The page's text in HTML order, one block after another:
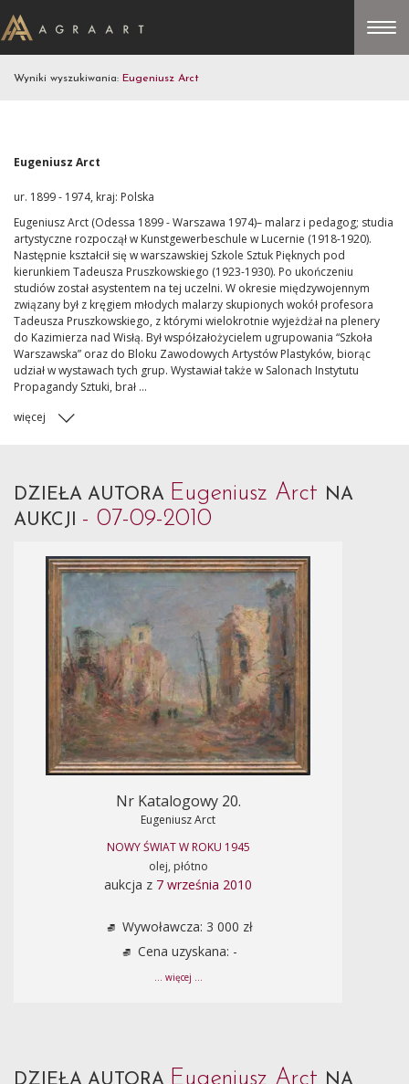
Wyniki wyszukiwania: Eugeniusz Arct
Eugeniusz Arct
ur. 1899 - 1974, kraj: Polska
Eugeniusz Arct (Odessa 1899 - Warszawa 1974)– malarz i pedagog; studia
artystyczne rozpoczął w Kunstgewerbeschule w Lucernie (1918-1920).
Następnie kształcił się w warszawskiej Szkole Sztuk Pięknych pod
kierunkiem Tadeusza Pruszkowskiego (1923-1930). Po ukończeniu
studiów został asystentem na tej uczelni. W okresie międzywojennym
związany był z kręgiem młodych malarzy skupionych wokół profesora
Tadeusza Pruszkowskiego, z którymi wielokrotnie wyjeżdżał na plenery
do Kazimierza nad Wisłą. Był współzałożycielem ugrupowania “Szkoła
Warszawska” oraz do Bloku Zawodowych Artystów Plastyków, biorąc
udział w wystawach tych grup. Wystawiał także w Salonach Instytutu
Propagandy Sztuki, brał ...
więcej
DZIEŁA AUTORA Eugeniusz Arct NA
AUKCJI - 07-09-2010
Nr Katalogowy 20.
Eugeniusz Arct
NOWY ŚWIAT W ROKU 1945
olej, płótno
aukcja z 7 września 2010
Wywoławcza: 3 000 zł
Cena uzyskana: -
... więcej ...
DZIEŁA AUTORA Eugeniusz Arct NA